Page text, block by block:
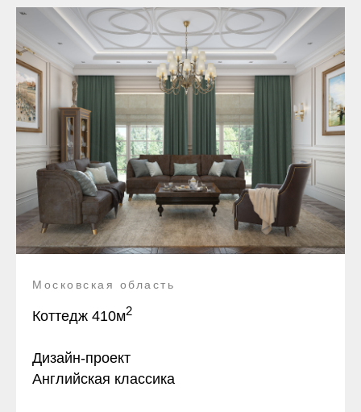
Московская область
Коттедж 410м2
Дизайн-проект
Английская классика